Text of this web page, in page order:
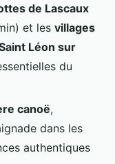
de Lascaux
et les villages
Léon sur
du
canoë,
dans les
authentiques